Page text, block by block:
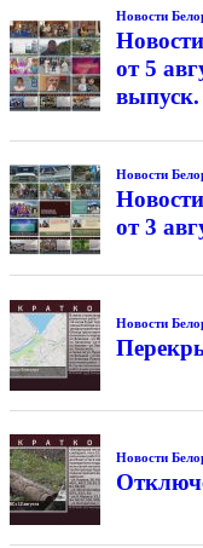
Новости
от 5
выпуск.
Новости
от 3
Новости
Новости